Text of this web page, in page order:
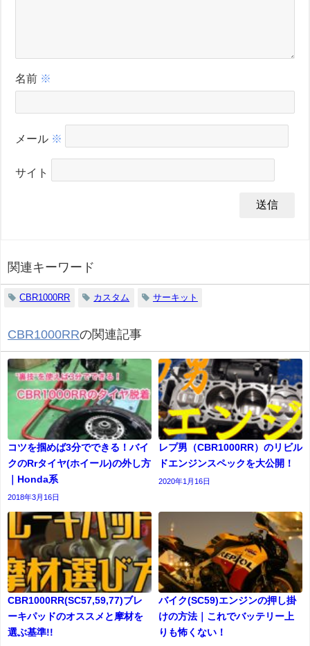
名前 ※
メール ※
サイト
関連キーワード
CBR1000RR カスタム サーキット
CBR1000RRの関連記事
コツを掴めば3分でできる！バイ
クのRrタイヤ(ホイール)の外し方
｜Honda系
2018年3月16日
レプ男（CBR1000RR）のリビル
ドエンジンスペックを大公開！
2020年1月16日
CBR1000RR(SC57,59,77)ブレ
ーキパッドのオススメと摩材を
選ぶ基準!!
バイク(SC59)エンジンの押し掛
けの方法｜これでバッテリー上
りも怖くない！